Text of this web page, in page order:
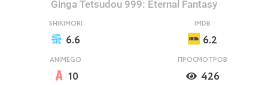
Ginga Tetsudou 999: Eternal Fantasy
SHIKIMORI
6.6
IMDB
6.2
ANIMEGO
10
ПРОСМОТРОВ
426